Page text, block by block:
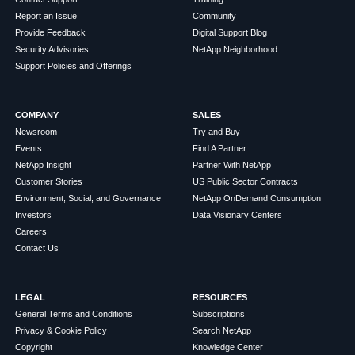
Report an Issue
Provide Feedback
Security Advisories
Support Policies and Offerings
Community
Digital Support Blog
NetApp Neighborhood
COMPANY
Newsroom
Events
NetApp Insight
Customer Stories
Environment, Social, and Governance
Investors
Careers
Contact Us
SALES
Try and Buy
Find A Partner
Partner With NetApp
US Public Sector Contracts
NetApp OnDemand Consumption
Data Visionary Centers
LEGAL
General Terms and Conditions
Privacy & Cookie Policy
Copyright
RESOURCES
Subscriptions
Search NetApp
Knowledge Center